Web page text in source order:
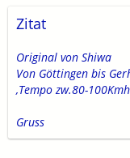
Zitat
Original von Shiwa
Von Göttingen bis
,Tempo zw.80-
Gruss